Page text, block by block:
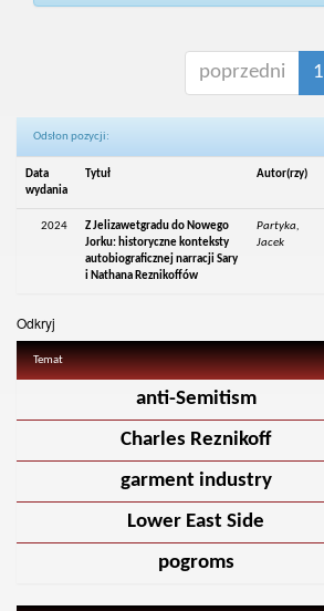
poprzedni 1
Odsłon pozycji:
Data
wydania
Tytuł Autor(rzy)
2024
Z Jelizawetgradu do Nowego
Jorku: historyczne konteksty
autobiograficznej narracji Sary
i Nathana Reznikoffów
Partyka,
Jacek
Odkryj
Temat
anti-Semitism
Charles Reznikoff
garment industry
Lower East Side
pogroms